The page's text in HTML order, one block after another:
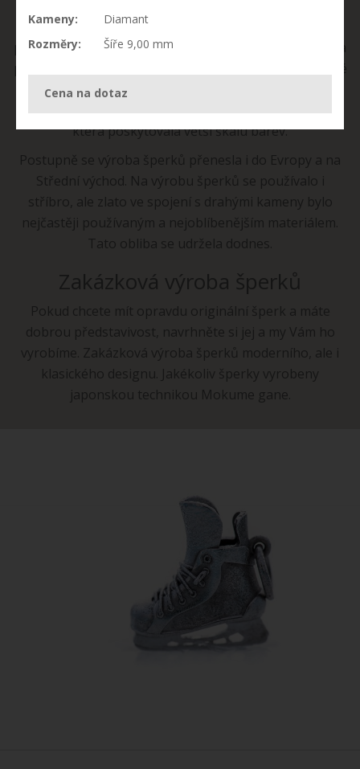
náhrdelníků a různých spon a amuletů. Mnohem
později se začaly vyrábět z kovu. Nejdříve to byla měď a
později i zlato, kterému dávali přednost Egypťané. Zlaté
šperky byly znakem luxusu. Při výrobě zlatých šperků
začali používat i drahé kameny nebo barevná skla,
která poskytovala větší škálu barev.
Postupně se výroba šperků přenesla i do Evropy a na
Střední východ. Na výrobu šperků se používalo i
stříbro, ale zlato ve spojení s drahými kameny bylo
nejčastěji používaným a nejoblíbenějším materiálem.
Tato obliba se udržela dodnes.
Zakázková výroba šperků
Pokud chcete mít opravdu originální šperk a máte
dobrou představivost, navrhněte si jej a my Vám ho
vyrobíme. Zakázková výroba šperků moderního, ale i
klasického designu. Jakékoliv šperky vyrobeny
japonskou technikou Mokume gane.
Kameny:
Diamant
Rozměry:
Šíře 9,00 mm
Cena na dotaz